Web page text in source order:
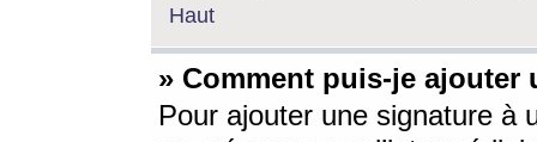
Haut
» Comment puis-je ajouter
Pour ajouter une signature à